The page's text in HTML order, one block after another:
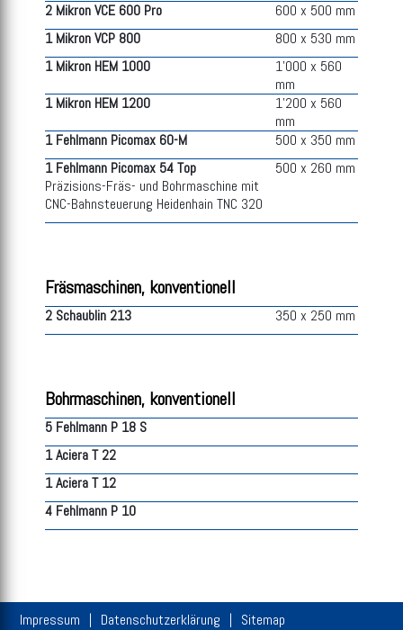
2 Mikron VCE 600 Pro
600 x 500 mm
1 Mikron VCP 800
800 x 530 mm
1 Mikron HEM 1000
1'000 x 560
mm
1 Mikron HEM 1200
1'200 x 560
mm
1 Fehlmann Picomax 60-M
500 x 350 mm
1 Fehlmann Picomax 54 Top
Präzisions-Fräs- und Bohrmaschine mit
CNC-Bahnsteuerung Heidenhain TNC 320
500 x 260 mm
Fräsmaschinen, konventionell
2 Schaublin 213 350 x 250 mm
Bohrmaschinen, konventionell
5 Fehlmann P 18 S
1 Aciera T 22
1 Aciera T 12
4 Fehlmann P 10
Impressum Datenschutzerklärung Sitemap